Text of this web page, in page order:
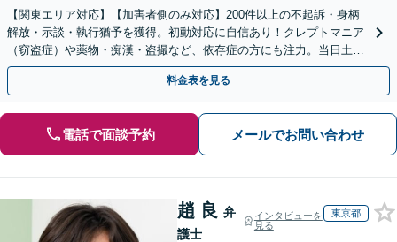
【関東エリア対応】【加害者側のみ対応】200件以上の不起訴・身柄
解放・示談・執行猶予を獲得。初動対応に自信あり！クレプトマニア
（窃盗症）や薬物・痴漢・盗撮など、依存症の方にも注力。当日土日
祝対応可。クリニックと連携し更生・治療までサポート
料金表を見る
電話で面談予約 メールでお問い合わせ
趙 良 弁
護士
インタビューを
見る
東京都